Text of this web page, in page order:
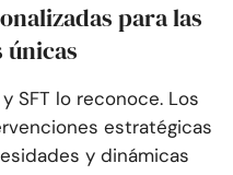
para las
únicas
SFT lo reconoce. Los
estratégicas
y dinámicas